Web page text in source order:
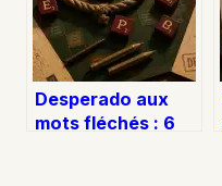
Desperado aux
mots fléchés : 6